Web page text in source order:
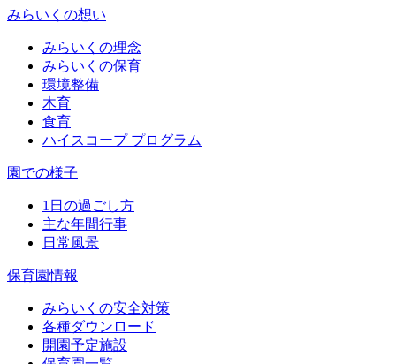
みらいくの想い
みらいくの理念
みらいくの保育
環境整備
木育
食育
ハイスコープ プログラム
園での様子
1日の過ごし方
主な年間行事
日常風景
保育園情報
みらいくの安全対策
各種ダウンロード
開園予定施設